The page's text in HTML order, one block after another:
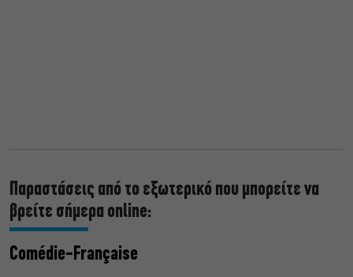
Παραστάσεις από το εξωτερικό που μπορείτε να
βρείτε σήμερα online:
Comédie-Française